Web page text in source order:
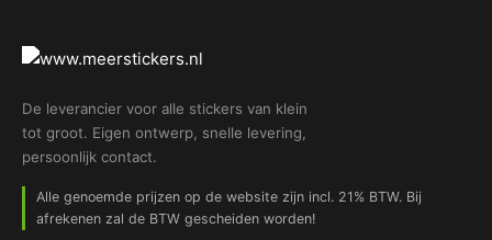
De leverancier voor alle stickers van klein
tot groot. Eigen ontwerp, snelle levering,
persoonlijk contact.
Alle genoemde prijzen op de website zijn incl. 21% BTW. Bij
afrekenen zal de BTW gescheiden worden!